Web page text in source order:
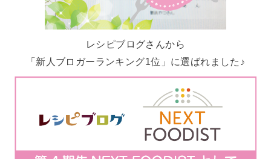
レシピブログさんから
「新人ブロガーランキング1位」に選ばれました♪